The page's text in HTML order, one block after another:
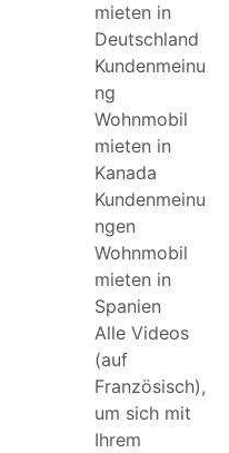
mieten in
Deutschland
Kundenmeinu
ng
Wohnmobil
mieten in
Kanada
Kundenmeinu
ngen
Wohnmobil
mieten in
Spanien
Alle Videos
(auf
Französisch),
um sich mit
Ihrem